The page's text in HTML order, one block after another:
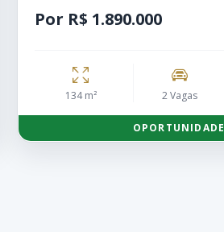
Por R$ 1.890.000
134 m² 2 Vagas
OPORTUNIDADE